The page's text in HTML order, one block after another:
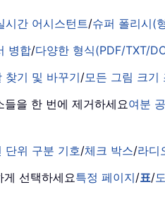
시간 어시스턴트/슈퍼 폴리시(
병합/다양한 형식(PDF/TXT/
찾기 및 바꾸기/모든 그림 크기
들을 한 번에 제거하세요여분
단위 구분 기호/체크 박스/라디
게 선택하세요특정 페이지/표/